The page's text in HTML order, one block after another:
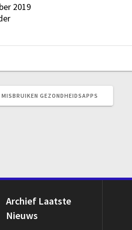
2019
MISBRUIKEN GEZONDHEIDSAPPS
Archief Laatste
Nieuws